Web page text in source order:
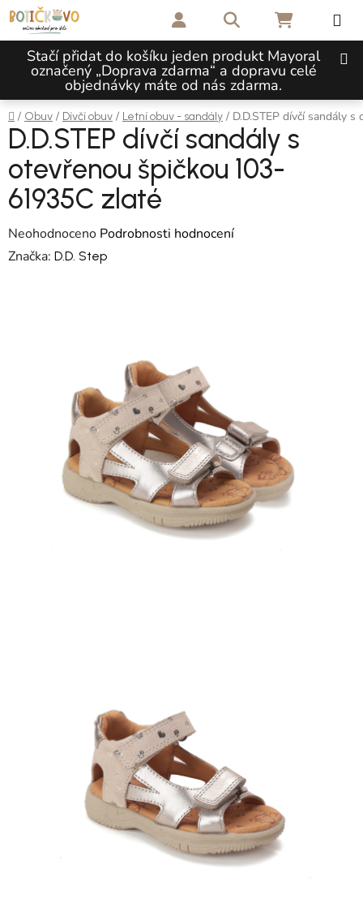
Přejít na obsah
Stačí přidat do košíku jeden produkt Mayoral
označený „Doprava zdarma“ a dopravu celé
objednávky máte od nás zdarma.
Hledat NÁKUPNÍ
Domů
/ Obuv / Dívčí obuv / Letní obuv - sandály / D.D.STEP dívčí sandály
D.D.STEP dívčí sandály s
otevřenou špičkou 103-
61935C zlaté
Průměrné hodnocení produktu je 0,0 z 5 hvězdiček.
Neohodnoceno Podrobnosti hodnocení
Značka: D.D. Step